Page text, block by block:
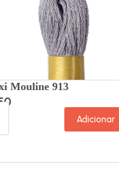
Mouline 913
Adicionar